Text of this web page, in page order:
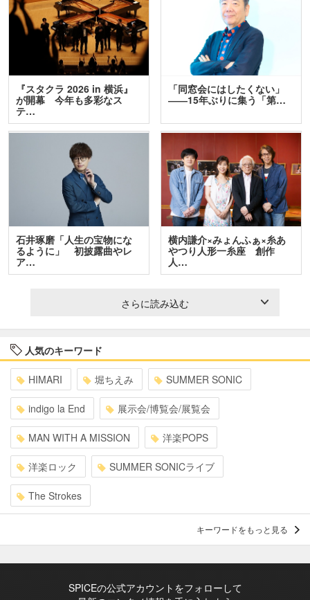
『スタクラ 2026 in 横浜』
が開幕 今年も多彩なス
テ…
「同窓会にはしたくない」
――15年ぶりに集う「第…
石井琢磨「人生の宝物にな
るように」 初披露曲やレ
ア…
横内謙介×みょんふぁ×糸あ
やつり人形一糸座 創作
人…
さらに読み込む
人気のキーワード
HIMARI 堀ちえみ SUMMER SONIC
indigo la End 展示会/博覧会/展覧会
MAN WITH A MISSION 洋楽POPS
洋楽ロック SUMMER SONICライブ
The Strokes
キーワードをもっと見る
SPICEの公式アカウントをフォローして